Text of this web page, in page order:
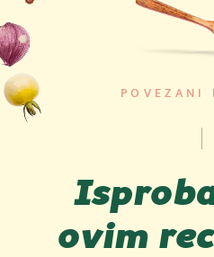
POVEZANI
ovim